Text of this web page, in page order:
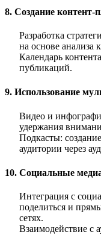
8. Создание контент-
Разработка
на основе анализа
Календарь контента
публикаций.
9. Использование
Видео и
удержания
Подкасты:
аудитории через
10. Социальные
Интеграция с
поделиться и
сетях.
Взаимодействие с